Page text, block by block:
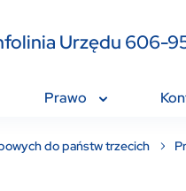
Urzędu 606-
Prawo
do państw trzecich